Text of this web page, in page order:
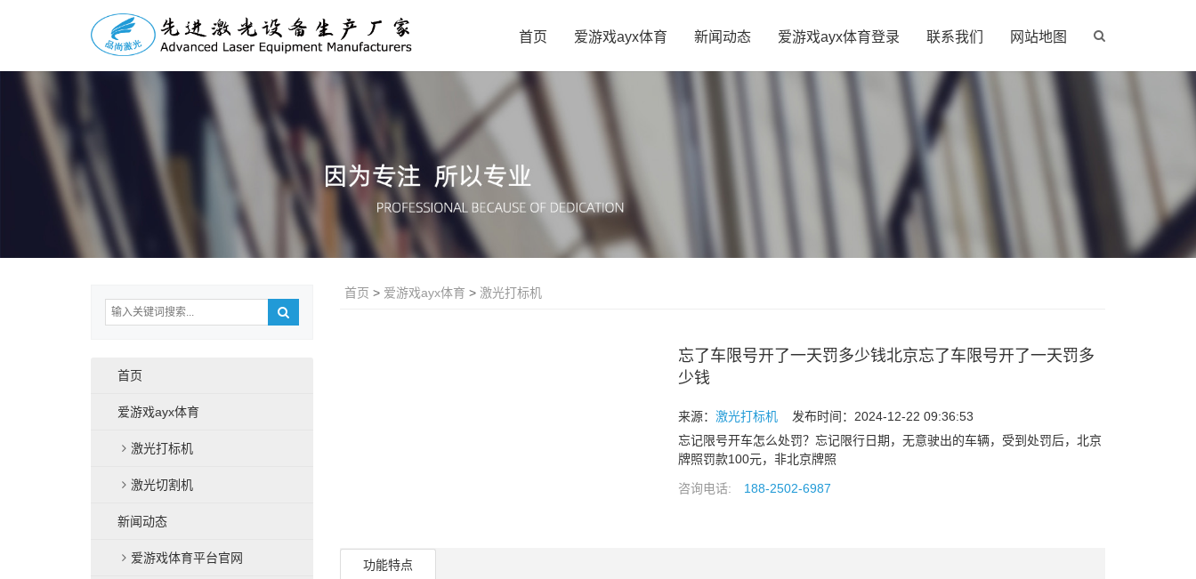
首页 爱游戏ayx体育 新闻动态 爱游戏ayx体育登录 联系我们 网站地图
首页 > 爱游戏ayx体育 > 激光打标机
忘了车限号开了一天罚多少钱北京忘了车限号开了一天罚多
少钱
来源： 激光打标机 发布时间：2024-12-22 09:36:53
忘记限号开车怎么处罚？忘记限行日期，无意驶出的车辆，受到处罚后，北京
牌照罚款100元，非北京牌照
咨询电话: 188-2502-6987
功能特点
首页
爱游戏ayx体育
激光打标机
激光切割机
新闻动态
爱游戏体育平台官网